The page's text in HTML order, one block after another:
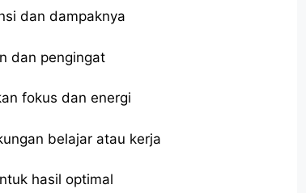
dan dampaknya
dan pengingat
fokus dan energi
belajar atau kerja
hasil optimal